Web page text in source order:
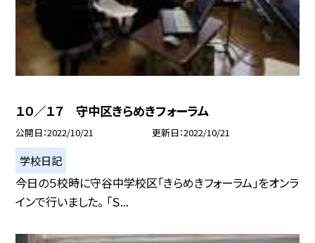
１０／１７ 守中区きらめきフォーラム
公開日 2022/10/21 更新日 2022/10/21
学校日記
今日の５校時に守谷中学校区「きらめきフォーラム」をオンラ
インで行いました。 「Ｓ...